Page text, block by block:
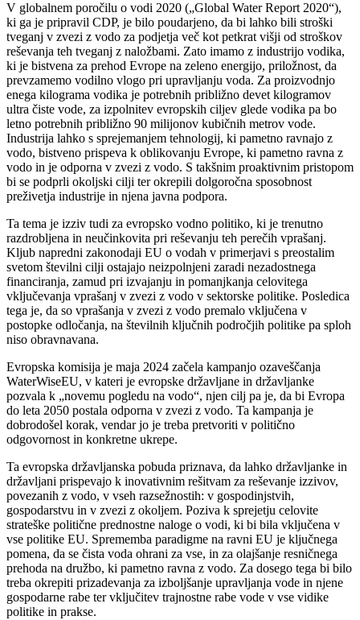
V globalnem poročilu o vodi 2020 („Global Water Report 2020“),
ki ga je pripravil CDP, je bilo poudarjeno, da bi lahko bili stroški
tveganj v zvezi z vodo za podjetja več kot petkrat višji od stroškov
reševanja teh tveganj z naložbami. Zato imamo z industrijo vodika,
ki je bistvena za prehod Evrope na zeleno energijo, priložnost, da
prevzamemo vodilno vlogo pri upravljanju voda. Za proizvodnjo
enega kilograma vodika je potrebnih približno devet kilogramov
ultra čiste vode, za izpolnitev evropskih ciljev glede vodika pa bo
letno potrebnih približno 90 milijonov kubičnih metrov vode.
Industrija lahko s sprejemanjem tehnologij, ki pametno ravnajo z
vodo, bistveno prispeva k oblikovanju Evrope, ki pametno ravna z
vodo in je odporna v zvezi z vodo. S takšnim proaktivnim pristopom
bi se podprli okoljski cilji ter okrepili dolgoročna sposobnost
preživetja industrije in njena javna podpora.
Ta tema je izziv tudi za evropsko vodno politiko, ki je trenutno
razdrobljena in neučinkovita pri reševanju teh perečih vprašanj.
Kljub napredni zakonodaji EU o vodah v primerjavi s preostalim
svetom številni cilji ostajajo neizpolnjeni zaradi nezadostnega
financiranja, zamud pri izvajanju in pomanjkanja celovitega
vključevanja vprašanj v zvezi z vodo v sektorske politike. Posledica
tega je, da so vprašanja v zvezi z vodo premalo vključena v
postopke odločanja, na številnih ključnih področjih politike pa sploh
niso obravnavana.
Evropska komisija je maja 2024 začela kampanjo ozaveščanja
WaterWiseEU, v kateri je evropske državljane in državljanke
pozvala k „novemu pogledu na vodo“, njen cilj pa je, da bi Evropa
do leta 2050 postala odporna v zvezi z vodo. Ta kampanja je
dobrodošel korak, vendar jo je treba pretvoriti v politično
odgovornost in konkretne ukrepe.
Ta evropska državljanska pobuda priznava, da lahko državljanke in
državljani prispevajo k inovativnim rešitvam za reševanje izzivov,
povezanih z vodo, v vseh razsežnostih: v gospodinjstvih,
gospodarstvu in v zvezi z okoljem. Poziva k sprejetju celovite
strateške politične prednostne naloge o vodi, ki bi bila vključena v
vse politike EU. Sprememba paradigme na ravni EU je ključnega
pomena, da se čista voda ohrani za vse, in za olajšanje resničnega
prehoda na družbo, ki pametno ravna z vodo. Za dosego tega bi bilo
treba okrepiti prizadevanja za izboljšanje upravljanja vode in njene
gospodarne rabe ter vključitev trajnostne rabe vode v vse vidike
politike in prakse.